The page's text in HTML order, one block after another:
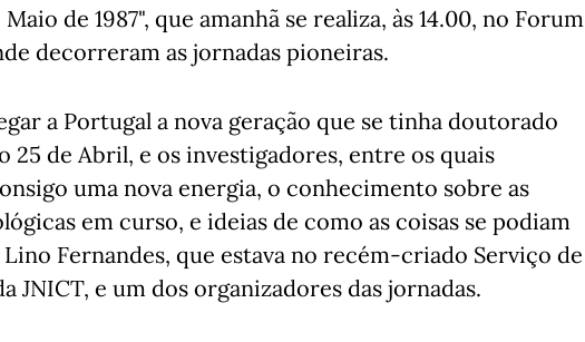
de 1987", que amanhã se realiza, às 14.00, no Forum
decorreram as jornadas pioneiras.
a Portugal a nova geração que se tinha doutorado
25 de Abril, e os investigadores, entre os quais
uma nova energia, o conhecimento sobre as
em curso, e ideias de como as coisas se podiam
Fernandes, que estava no recém-criado Serviço de
JNICT, e um dos organizadores das jornadas.